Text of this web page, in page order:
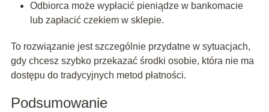
Odbiorca może wypłacić pieniądze w bankomacie
lub zapłacić czekiem w sklepie.
To rozwiązanie jest szczególnie przydatne w sytuacjach,
gdy chcesz szybko przekazać środki osobie, która nie ma
dostępu do tradycyjnych metod płatności.
Podsumowanie